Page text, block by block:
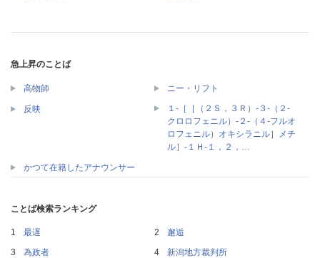
急上昇のことば
高物師 ニー・リフト
反映
１‐［［（２Ｓ，３Ｒ）‐３‐（２‐
クロロフェニル）‐２‐（４‐フルオ
ロフェニル）オキシラニル］メチ
ル］‐１Ｈ‐１，２，…
かつて在籍したアナウンサー
ことば検索ランキング
最遅
邂逅
為政者
新潟地方裁判所